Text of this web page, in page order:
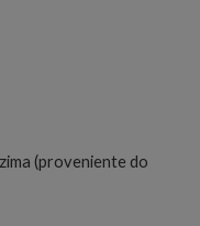
(proveniente do